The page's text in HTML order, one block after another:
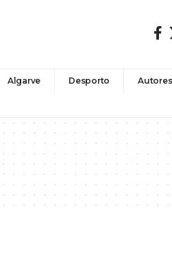
Algarve Desporto Autores